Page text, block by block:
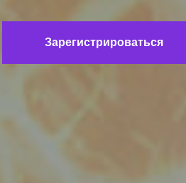
Зарегистрироваться